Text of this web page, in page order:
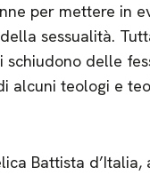
per mettere in
sessualità.
delle
alcuni teologi e
Battista